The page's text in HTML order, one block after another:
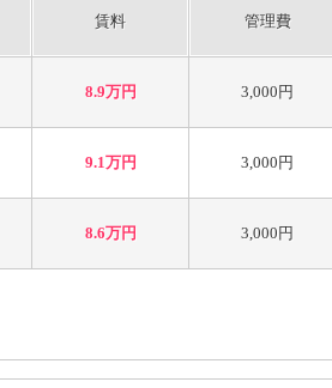
賃料 管理費
8.9万円 3,000円
9.1万円 3,000円
8.6万円 3,000円